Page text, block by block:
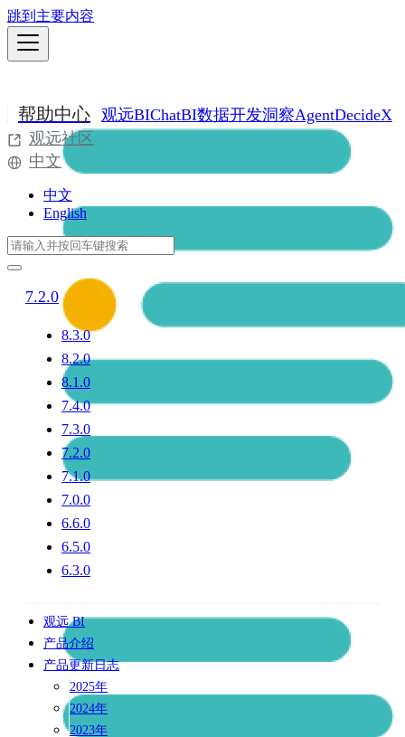
跳到主要内容
帮助中心 观远BIChatBI数据开发洞察AgentDecideX
观远社区
中文
中文
English
7.2.0
8.3.0
8.2.0
8.1.0
7.4.0
7.3.0
7.2.0
7.1.0
7.0.0
6.6.0
6.5.0
6.3.0
观远 BI
产品介绍
产品更新日志
2025年
2024年
2023年